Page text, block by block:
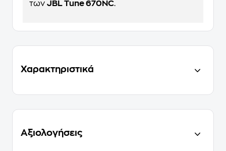
των JBL Tune 670NC.
Χαρακτηριστικά
Αξιολογήσεις